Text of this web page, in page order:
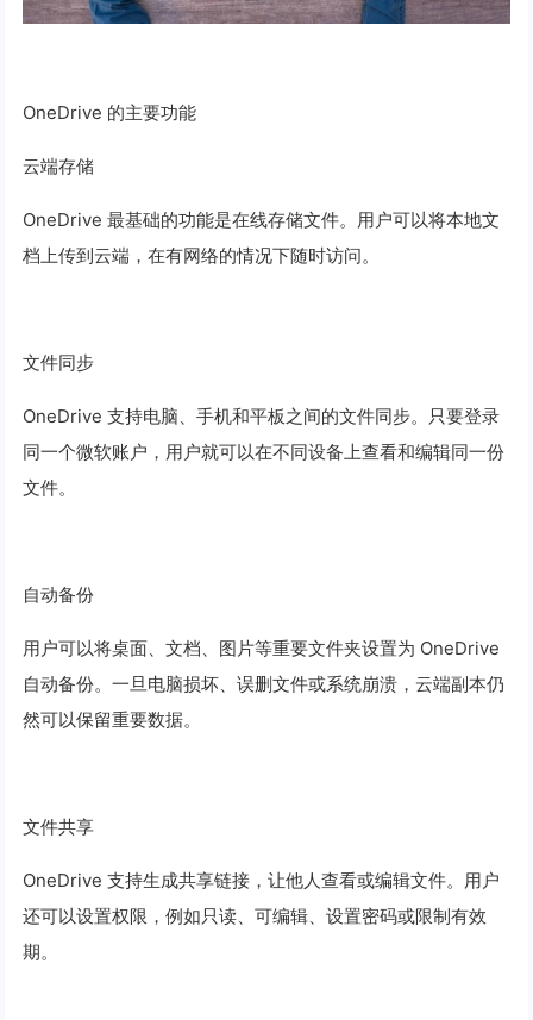
OneDrive 的主要功能
云端存储
OneDrive 最基础的功能是在线存储文件。用户可以将本地文
档上传到云端，在有网络的情况下随时访问。
文件同步
OneDrive 支持电脑、手机和平板之间的文件同步。只要登录
同一个微软账户，用户就可以在不同设备上查看和编辑同一份
文件。
自动备份
用户可以将桌面、文档、图片等重要文件夹设置为 OneDrive
自动备份。一旦电脑损坏、误删文件或系统崩溃，云端副本仍
然可以保留重要数据。
文件共享
OneDrive 支持生成共享链接，让他人查看或编辑文件。用户
还可以设置权限，例如只读、可编辑、设置密码或限制有效
期。